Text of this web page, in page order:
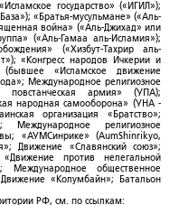
государство» («ИГИЛ»);
«Братья-мусульмане» («Аль-
война» («Аль-Джихад» или
(«Аль-Гамаа аль-Исламия»);
(«Хизбут-Тахрир аль-
«Конгресс народов Ичкерии и
(бывшее «Исламское движение
Международное религиозное
повстанческая армия» (УПА);
народная самооборона» (УНА -
организация «Братство»;
Международное религиозное
«АУМСинрике» (AumShinrikyo,
Движение «Славянский союз»;
против нелегальной
общественное
«Колумбайн»; Батальон
РФ, см. по ссылкам: